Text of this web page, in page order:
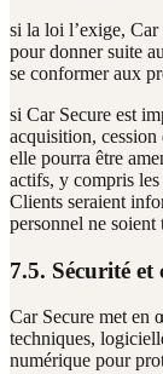
si la loi l’exige, Car
pour donner suite
se conformer aux
si Car Secure est
acquisition, cession
elle pourra être
actifs, y compris les
Clients seraient
personnel ne soient
7.5. Sécurité
Car Secure met en
techniques,
numérique pour